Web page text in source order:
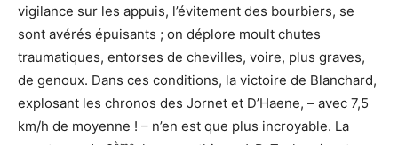
vigilance sur les appuis, l’évitement des bourbiers, se
sont avérés épuisants ; on déplore moult chutes
traumatiques, entorses de chevilles, voire, plus graves,
de genoux. Dans ces conditions, la victoire de Blanchard,
explosant les chronos des Jornet et D’Haene, – avec 7,5
km/h de moyenne ! – n’en est que plus incroyable. La